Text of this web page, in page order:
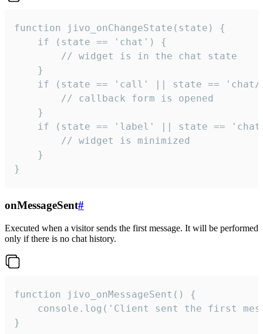
function jivo_onChangeState(state) {
    if (state == 'chat') {
        // widget is in the chat state
    }
if (state == 'call' || state ==
        // callback form is opened
    }
if (state == 'label' || state ==
        // widget is minimized
    }
}
onMessageSent#
Executed when a visitor sends the first message. It will be performed
only if there is no chat history.
function jivo_onMessageSent() {
console.log('Client sent the first
}